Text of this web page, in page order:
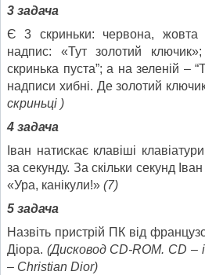
3 задача
Є 3 скриньки: червона, жовта
надпис: «Тут золотий
скринька пуста”; а на зеленій –
надписи хибні. Де золотий
скриньці )
4 задача
Іван натискає клавіші
за секунду. За скільки секунд
«Ура, канікули!» (7)
5 задача
Назвіть пристрій ПК від
Діора. (Дисковод CD-ROM. CD –
– Christian Dior)